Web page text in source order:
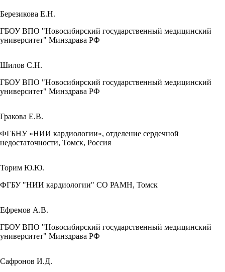
Березикова Е.Н.
ГБОУ ВПО "Новосибирский государственный медицинский
университет" Минздрава РФ
Шилов С.Н.
ГБОУ ВПО "Новосибирский государственный медицинский
университет" Минздрава РФ
Гракова Е.В.
ФГБНУ «НИИ кардиологии», отделение сердечной
недостаточности, Томск, Россия
Торим Ю.Ю.
ФГБУ "НИИ кардиологии" СО РАМН, Томск
Ефремов А.В.
ГБОУ ВПО "Новосибирский государственный медицинский
университет" Минздрава РФ
Сафронов И.Д.